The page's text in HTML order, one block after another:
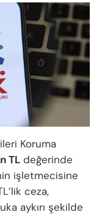
Koruma
TL değerinde
işletmecisine
ceza,
aykırı şekilde